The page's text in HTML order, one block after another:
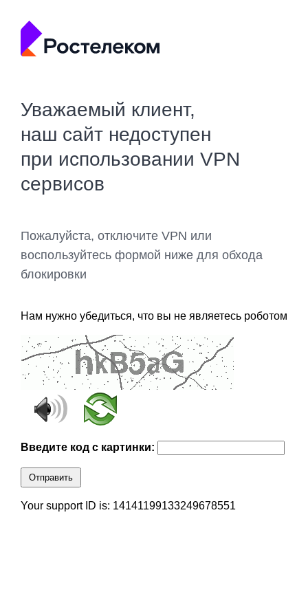
Уважаемый клиент,
наш сайт недоступен
при использовании VPN
сервисов
Пожалуйста, отключите VPN или
воспользуйтесь формой ниже для обхода
блокировки
Нам нужно убедиться, что вы не являетесь роботом
Введите код с картинки:
Отправить
Your support ID is: 14141199133249678551